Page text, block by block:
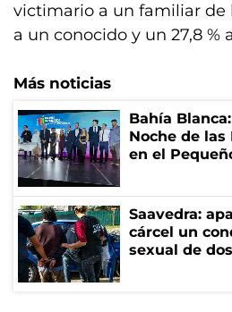
victimario a un familiar de
a un conocido y un 27,8 %
Más noticias
Bahía
Noche de
en el
Saavedra:
cárcel un
sexual de